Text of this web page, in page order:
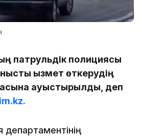
патрульдік полициясы
қызмет өткерудің
ауыстырылды, деп
департаментінің